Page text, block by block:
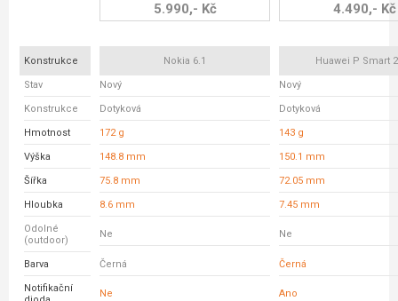
5.990,- Kč 4.490,- Kč
Konstrukce Nokia 6.1 Huawei P Smart
Stav Nový Nový
Konstrukce Dotyková Dotyková
Hmotnost 172 g 143 g
Výška 148.8 mm 150.1 mm
Šířka 75.8 mm 72.05 mm
Hloubka 8.6 mm 7.45 mm
Odolné
(outdoor)
Ne Ne
Barva Černá Černá
Notifikační
Ne Ano